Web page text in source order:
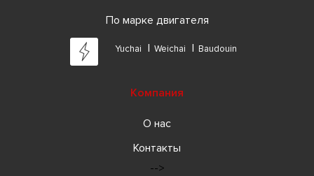
По марке двигателя
Yuchai Weichai Baudouin
Компания
О нас
Контакты
-->